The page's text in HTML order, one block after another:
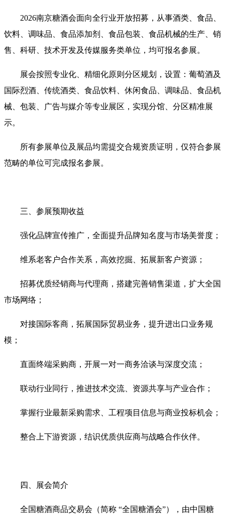
2026南京糖酒会面向全行业开放招募，从事酒类、食品、
饮料、调味品、食品添加剂、食品包装、食品机械的生产、销
售、科研、技术开发及传媒服务类单位，均可报名参展。
展会按照专业化、精细化原则分区规划，设置：葡萄酒及
国际烈酒、传统酒类、食品饮料、休闲食品、调味品、食品机
械、包装、广告与媒介等专业展区，实现分馆、分区精准展
示。
所有参展单位及展品均需提交合规资质证明，仅符合参展
范畴的单位可完成报名参展。
三、参展预期收益
强化品牌宣传推广，全面提升品牌知名度与市场美誉度；
维系老客户合作关系，高效挖掘、拓展新客户资源；
招募优质经销商与代理商，搭建完善销售渠道，扩大全国
市场网络；
对接国际客商，拓展国际贸易业务，提升进出口业务规
模；
直面终端采购商，开展一对一商务洽谈与深度交流；
联动行业同行，推进技术交流、资源共享与产业合作；
掌握行业最新采购需求、工程项目信息与商业投标机会；
整合上下游资源，结识优质供应商与战略合作伙伴。
四、展会简介
全国糖酒商品交易会（简称 “全国糖酒会”），由中国糖